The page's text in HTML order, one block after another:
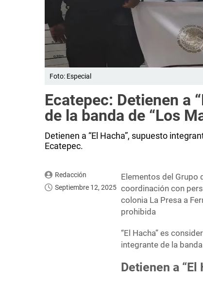
Foto: Especial
Ecatepec: Detienen a
de la banda de “Los
Detienen a “El Hacha”, supuesto
Ecatepec.
Redacción
Septiembre 12, 2025
Elementos del Grupo
coordinación con
colonia La Presa a
prohibida
“El Hacha” es
integrante de la
Detienen a “El